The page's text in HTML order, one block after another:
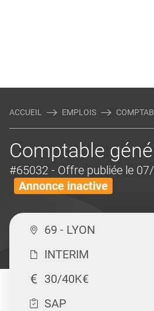
ACCUEIL EMPLOIS
Comptable
#65032 - Offre publiée le
Annonce inactive
69 - LYON
INTERIM
30/40K€
SAP